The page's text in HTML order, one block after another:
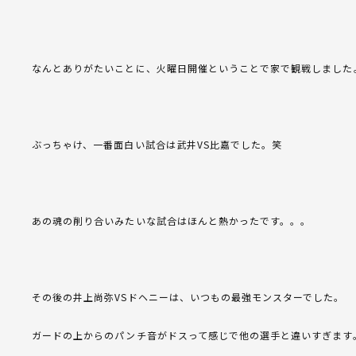
なんとありがたいことに、火曜日開催ということで家で観戦しました
ぶっちゃけ、一番面白い試合は武井VS比嘉でした。笑
あの魂の削り合いみたいな試合はほんと熱かったです。。。
その後の井上尚弥VSドヘニーは、いつもの最強モンスターでした。
ガードの上からのパンチ音がドスって感じで他の選手と違いすぎます